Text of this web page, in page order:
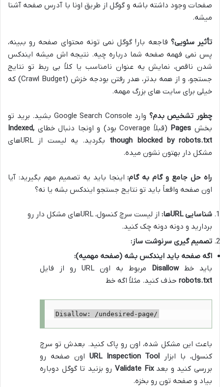
صفحات وجود داشته باشه و گوگل از طریق اونا با آدرس صفحه آشنا
میشه.
تأثیر سئویی؟ فاجعه بار! گوگل نمی تونه محتوای صفحه رو ببینه،
پس نمی فهمه صفحه شما درباره چیه. نتیجه اش میشه ایندکس
شدن ناقص، نمایش یه عنوان نامناسب یا کلاً بی ربط تو نتایج
جستجو، و از همه بدتر، هدر رفتن بودجه خزش (Crawl Budget) که
خیلی برای سایت های بزرگ مهمه.
چطور تشخیص بدم؟
وارد Google Search Console بشید. برید تو
بخش Pages (قبلاً Coverage بود) و اونجا دنبال خطای
Indexed,
though blocked by robots.txt
بگردید. یه لیست از URLهای
مشکل دار بهتون نشون میده.
راه حل جامع و گام به گام:اینجا باید یه تصمیم مهم بگیرید: آیا
اون صفحه واقعاً باید تو نتایج جستجو ایندکس بشه یا نه؟
شناسایی URLها:
از لیست سرچ کنسول، URLهای مشکل دار رو
بردارید و دونه دونه چک کنید.
تصمیم گیری سرنوشت ساز:
اگه صفحه باید ایندکس بشه (صفحه مهمیه):
باید خطDisallow مربوط به اون URL رو از فایل
robots.txt حذف کنید. مثلاً اگه خط
Disallow: /undesired-page/
باعث این مشکل شده، اون رو پاک کنید. بعدش تو سرچ
کنسول، با ابزار URL Inspection Tool اون صفحه رو
بررسی کنید و بعدValidate Fix رو بزنید تا گوگل دوباره
بیاد و صفحه تون رو بخزه.